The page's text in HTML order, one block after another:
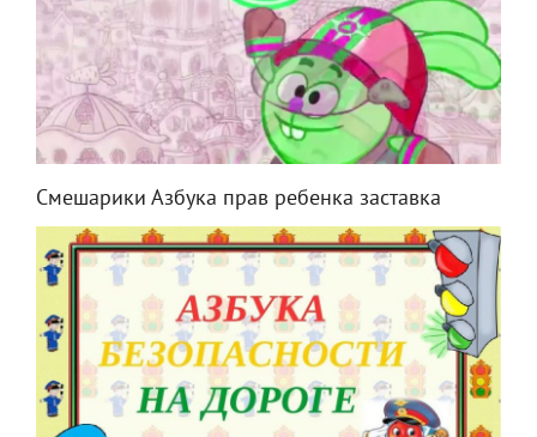
Смешарики Азбука прав ребенка заставка